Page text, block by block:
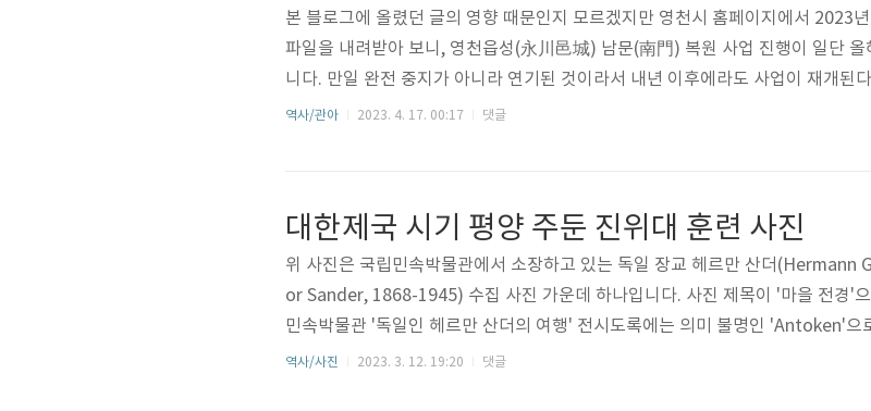
본 블로그에 올렸던 글의 영향 때문인지 모르겠지만 영천시 홈페이지에서 2023
파일을 내려받아 보니, 영천읍성(永川邑城) 남문(南門) 복원 사업 진행이 일단 올
니다. 만일 완전 중지가 아니라 연기된 것이라서 내년 이후에라도 사업이 재개된
을 두고 면밀한 연구를 거쳐 제대로 진행되기를 바라는 마음입니다.앞에서 예고하
뤄보겠습니다. 이해 부탁드립니다.1. 삼척도호부 객..
역사/관아 2023. 4. 17. 00:17 댓글
대한제국 시기 평양 주둔 진위대 훈련 사진
위 사진은 국립민속박물관에서 소장하고 있는 독일 장교 헤르만 산더(Hermann
or Sander, 1868-1945) 수집 사진 가운데 하나입니다. 사진 제목이 '마을 전경'
민속박물관 '독일인 헤르만 산더의 여행' 전시도록에는 의미 불명인 'Antoken'으
습니다. 사진 뒷면에 적힌 글귀라고 합니다. 사진에 보이는 여러 건물, 풍경 등을 고
역사/사진 2023. 3. 12. 19:20 댓글